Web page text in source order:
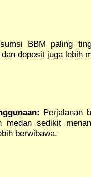
BBM paling
deposit juga lebih
Perjalanan
medan sedikit
berwibawa.